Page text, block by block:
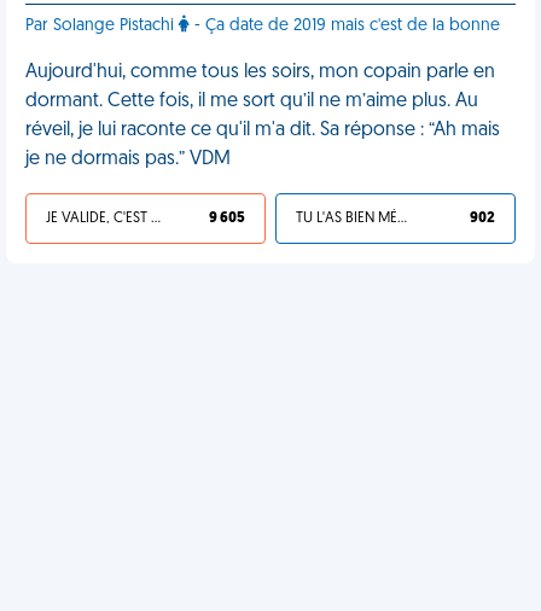
Par Solange Pistachi - Ça date de 2019 mais c'est de la bonne
Aujourd'hui, comme tous les soirs, mon copain parle en
dormant. Cette fois, il me sort qu’il ne m’aime plus. Au
réveil, je lui raconte ce qu'il m'a dit. Sa réponse : “Ah mais
je ne dormais pas.” VDM
JE VALIDE, C'EST UNE VDM 9 605 TU L'AS BIEN MÉRITÉ 902